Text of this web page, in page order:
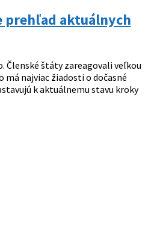
prehľad aktuálnych
Členské štáty zareagovali veľkou
najviac žiadosti o dočasné
k aktuálnemu stavu kroky